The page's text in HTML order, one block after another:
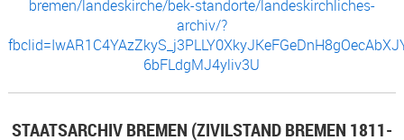
bremen/landeskirche/bek-standorte/landeskirchliches-
archiv/?
6bFLdgMJ4yliv3U
STAATSARCHIV BREMEN (ZIVILSTAND BREMEN 1811-